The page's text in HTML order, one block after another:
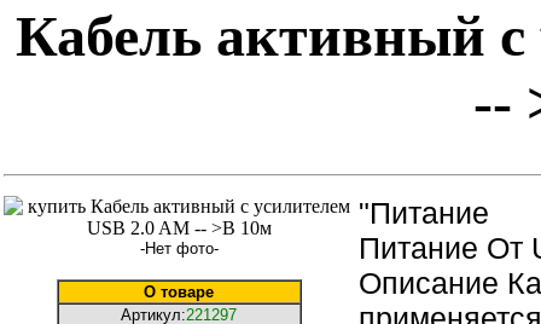
Кабель активный с
--
-Нет фото-
О товаре
Артикул:221297
"Питание
Питание От
Описание